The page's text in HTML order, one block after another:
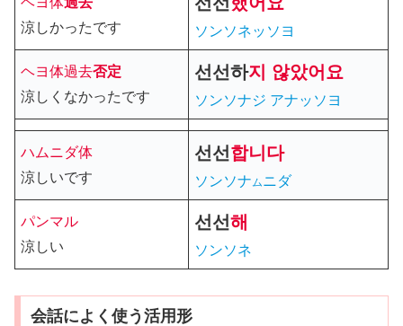
涼しかったです
ソンソネッソヨ
ヘヨ体過去否定
涼しくなかったです
선선하지 않았어요
ソンソナジ アナッソヨ
ハムニダ体
涼しいです
선선합니다
ソンソナムニダ
パンマル
涼しい
선선해
ソンソネ
会話によく使う活用形